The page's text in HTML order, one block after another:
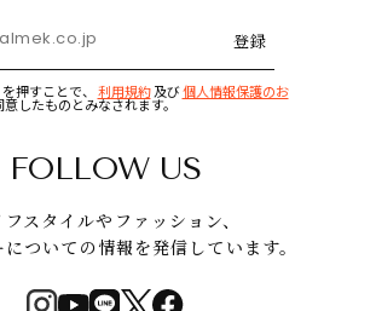
登録
押すことで、 利用規約及び個人情報保護のお
したものとみなされます。
FOLLOW US
フスタイルやファッション、
ついての情報を発信しています。